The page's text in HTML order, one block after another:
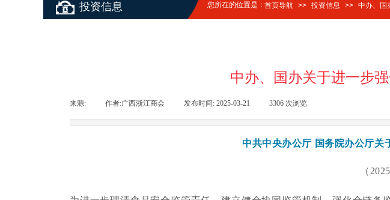
投资信息 您所在的位置是：首页导航 >> 投资信息 >> 中办、国
中办、国办关于进一步
来源: 作者:广西浙江商会 发布时间: 2025-03-21 3306 次浏览
中共中央办公厅 国务院办公厅关
（